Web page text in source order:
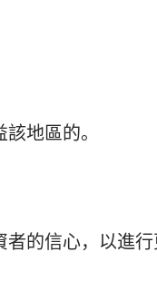
地區的。
者的信心，以進